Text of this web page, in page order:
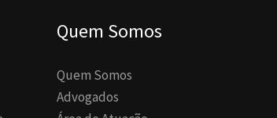
Quem Somos
Quem Somos
Advogados